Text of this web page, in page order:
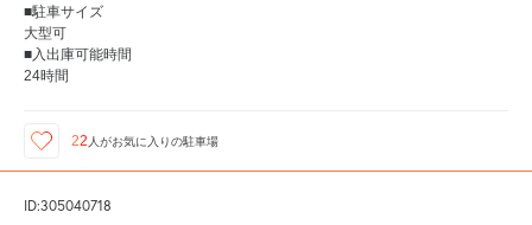
■駐車サイズ
大型可
■入出庫可能時間
24時間
22 人がお気に入りの駐車場
ID:305040718